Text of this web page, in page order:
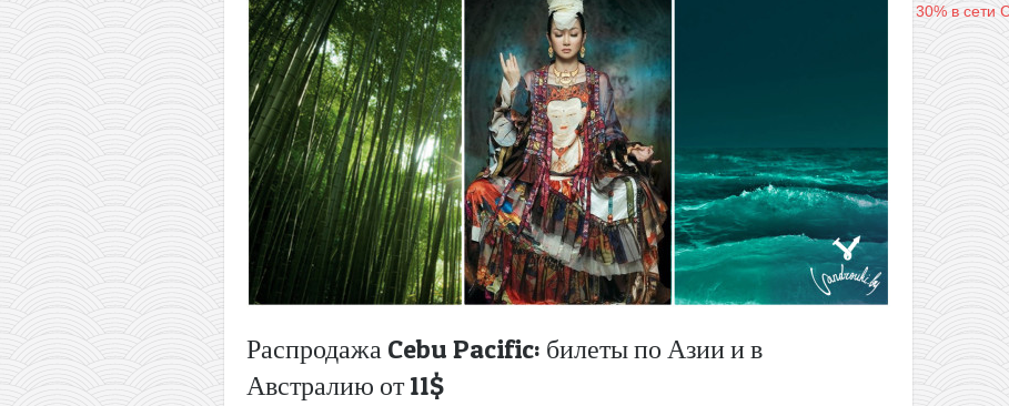
Распродажа Cebu Pacific: билеты по Азии и в
Австралию от 11$
30% в сети